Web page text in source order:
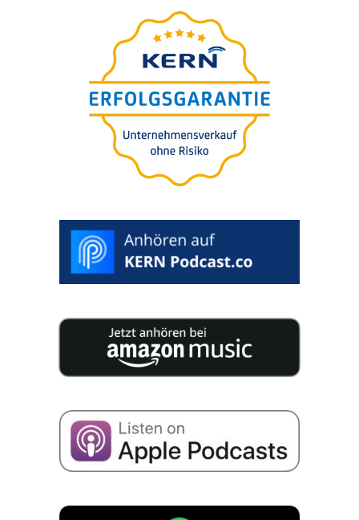
Unter­neh­mens-wert-
Einschät­zung in 5 Minuten
Für Siefree of charge.100% confi­
den­ti­al. Evalua­ti­on included.
START RATING